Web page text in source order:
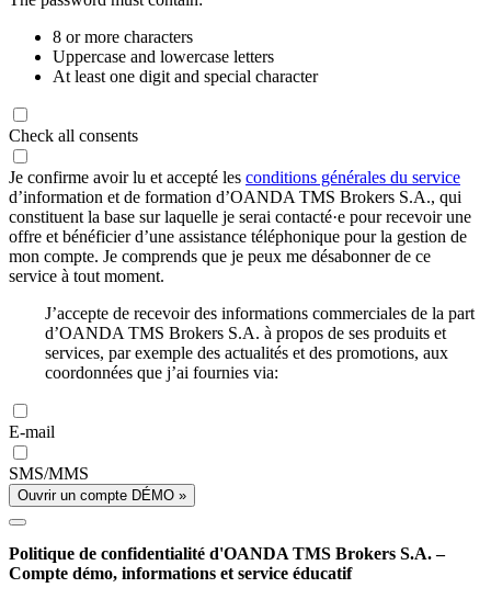
8 or more characters
Uppercase and lowercase letters
At least one digit and special character
Check all consents
Je confirme avoir lu et accepté les conditions générales du service
d’information et de formation d’OANDA TMS Brokers S.A., qui
constituent la base sur laquelle je serai contacté·e pour recevoir une
offre et bénéficier d’une assistance téléphonique pour la gestion de
mon compte. Je comprends que je peux me désabonner de ce
service à tout moment.
J’accepte de recevoir des informations commerciales de la part
d’OANDA TMS Brokers S.A. à propos de ses produits et
services, par exemple des actualités et des promotions, aux
coordonnées que j’ai fournies via:
E-mail
SMS/MMS
Ouvrir un compte DÉMO »
Politique de confidentialité d'OANDA TMS Brokers S.A. –
Compte démo, informations et service éducatif